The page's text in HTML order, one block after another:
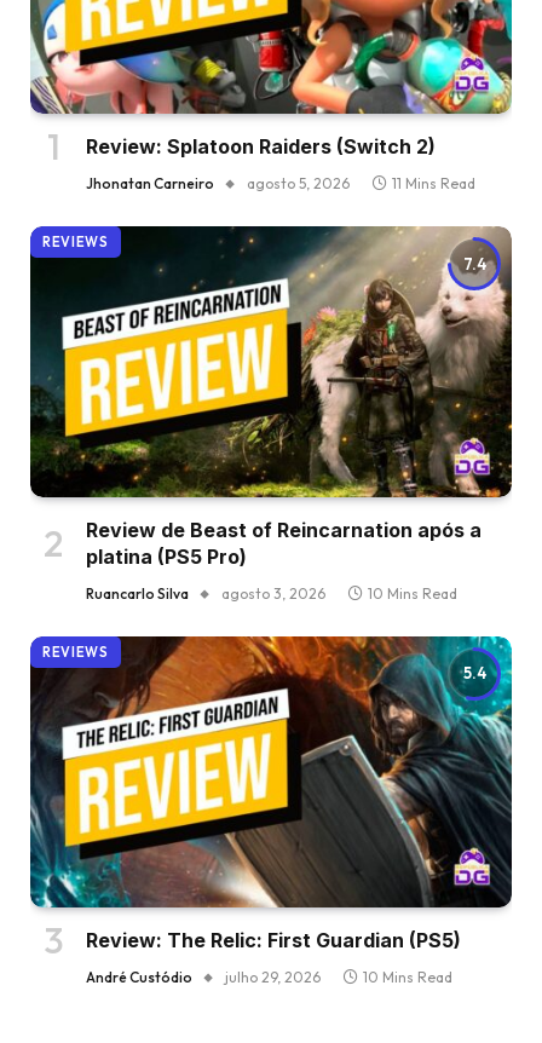
Review: Splatoon Raiders (Switch 2)
Jhonatan Carneiro agosto 5, 2026 11 Mins Read
7.4
REVIEWS
Review de Beast of Reincarnation após a
platina (PS5 Pro)
Ruancarlo Silva agosto 3, 2026 10 Mins Read
5.4
REVIEWS
Review: The Relic: First Guardian (PS5)
André Custódio julho 29, 2026 10 Mins Read